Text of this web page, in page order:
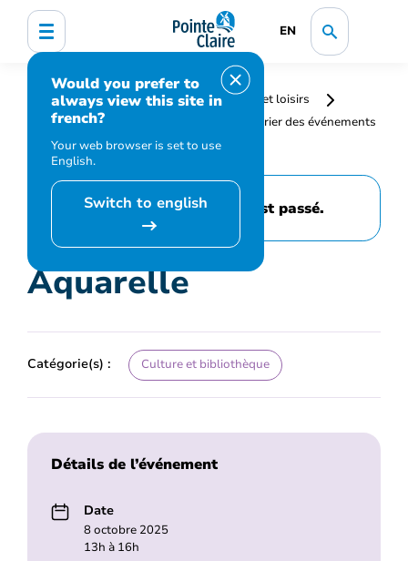
EN
Would you prefer to
always view this site in
french?
Your web browser is set to use
English.
Switch to english
Accueil
Bibliothèque, culture, sports et loisirs
Programmation et inscription
Calendrier des événements
et activités
Aquarelle
Cet événement est passé.
Aquarelle
Catégorie(s) : Culture et bibliothèque
Détails de l’événement
Date
8 octobre 2025
13h à 16h